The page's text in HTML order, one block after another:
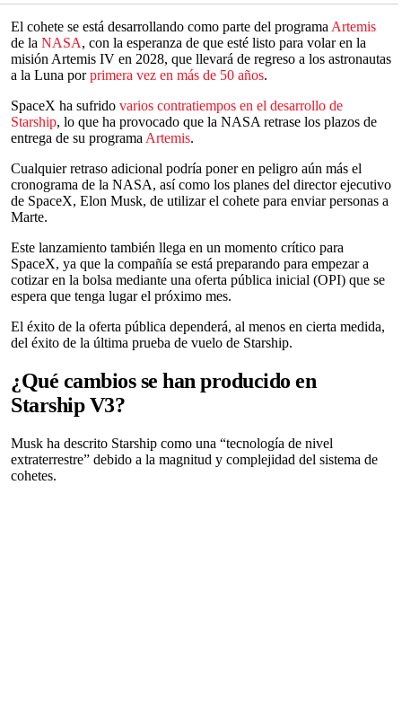
El cohete se está desarrollando como parte del programa Artemis
de la NASA, con la esperanza de que esté listo para volar en la
misión Artemis IV en 2028, que llevará de regreso a los astronautas
a la Luna porprimera vez en más de 50 años.
SpaceX ha sufrido varios contratiempos en el desarrollo de
Starship, lo que ha provocado que la NASA retrase los plazos de
entrega de su programa Artemis.
Cualquier retraso adicional podría poner en peligro aún más el
cronograma de la NASA, así como los planes del director ejecutivo
de SpaceX, Elon Musk, de utilizar el cohete para enviar personas a
Marte.
Este lanzamiento también llega en un momento crítico para
SpaceX, ya que la compañía se está preparando para empezar a
cotizar en la bolsa mediante una oferta pública inicial (OPI) que se
espera que tenga lugar el próximo mes.
El éxito de la oferta pública dependerá, al menos en cierta medida,
del éxito de la última prueba de vuelo de Starship.
¿Qué cambios se han producido en
Starship V3?
Musk ha descrito Starship como una “tecnología de nivel
extraterrestre” debido a la magnitud y complejidad del sistema de
cohetes.